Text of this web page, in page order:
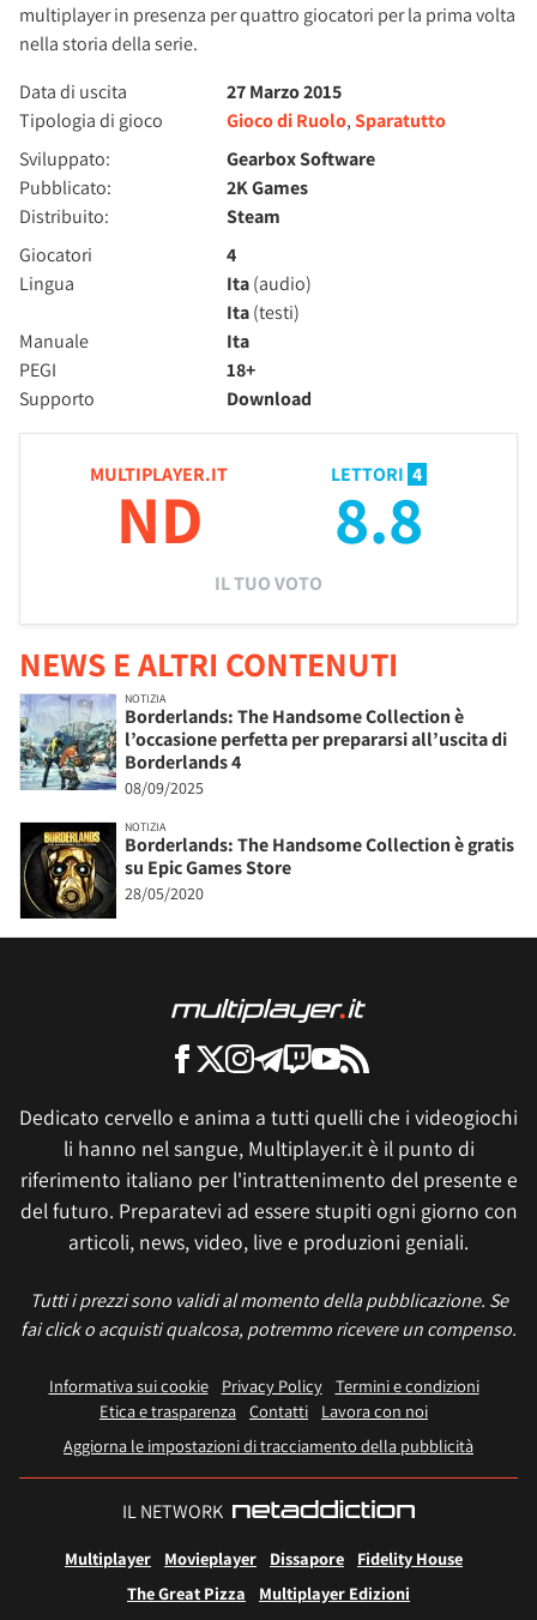
multiplayer in presenza per quattro giocatori per la prima volta
nella storia della serie.
Data di uscita
27 Marzo 2015
Tipologia di gioco
Gioco di Ruolo,Sparatutto
Sviluppato:
Gearbox Software
Pubblicato:
2K Games
Distribuito:
Steam
Giocatori
4
Lingua
Ita(audio)
Ita(testi)
Manuale
Ita
PEGI
18+
Supporto
Download
MULTIPLAYER.IT
ND
LETTORI 4
8.8
IL TUO VOTO
NEWS E ALTRI CONTENUTI
NOTIZIA
Borderlands: The Handsome Collection è
l’occasione perfetta per prepararsi all’uscita di
Borderlands 4
08/09/2025
NOTIZIA
Borderlands: The Handsome Collection è gratis
su Epic Games Store
28/05/2020
Dedicato cervello e anima a tutti quelli che i videogiochi
li hanno nel sangue, Multiplayer.it è il punto di
riferimento italiano per l'intrattenimento del presente e
del futuro. Preparatevi ad essere stupiti ogni giorno con
articoli, news, video, live e produzioni geniali.
Tutti i prezzi sono validi al momento della pubblicazione. Se
fai click o acquisti qualcosa, potremmo ricevere un compenso.
Informativa sui cookie Privacy Policy
Termini e condizioni
Etica e trasparenza Contatti
Lavora con noi
Aggiorna le impostazioni di tracciamento della pubblicità
IL NETWORK
Multiplayer Movieplayer Dissapore
Fidelity House
The Great Pizza
Multiplayer Edizioni